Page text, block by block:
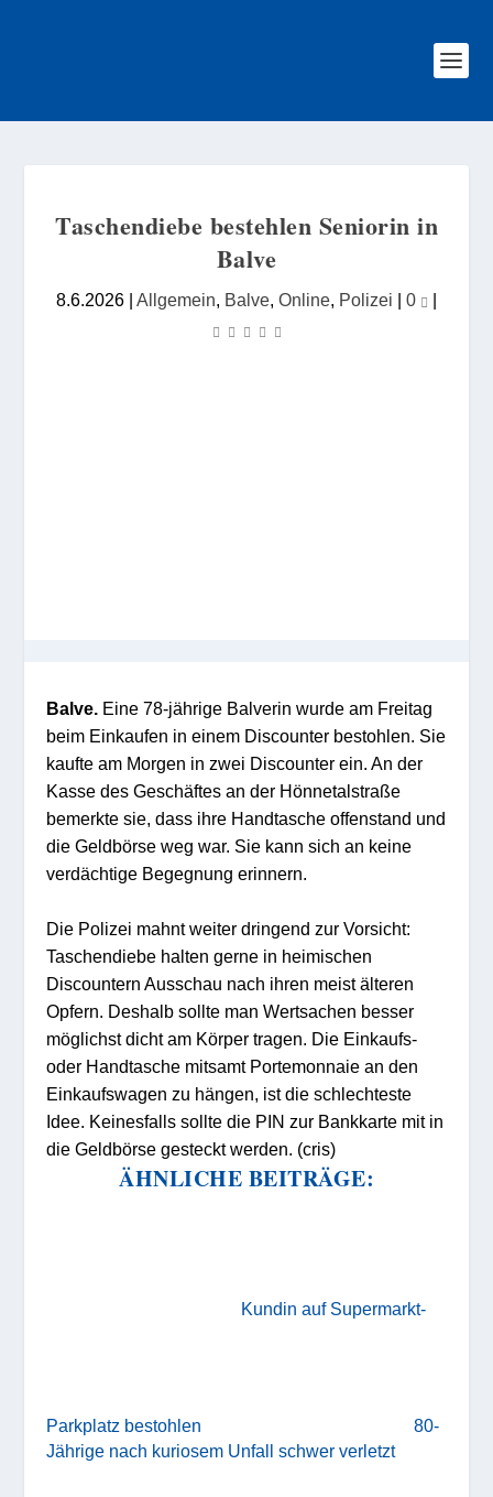
Taschendiebe bestehlen Seniorin in
Balve
8.6.2026 | Allgemein, Balve, Online, Polizei | 0 |
Balve. Eine 78-jährige Balverin wurde am Freitag
beim Einkaufen in einem Discounter bestohlen. Sie
kaufte am Morgen in zwei Discounter ein. An der
Kasse des Geschäftes an der Hönnetalstraße
bemerkte sie, dass ihre Handtasche offenstand und
die Geldbörse weg war. Sie kann sich an keine
verdächtige Begegnung erinnern.
Die Polizei mahnt weiter dringend zur Vorsicht:
Taschendiebe halten gerne in heimischen
Discountern Ausschau nach ihren meist älteren
Opfern. Deshalb sollte man Wertsachen besser
möglichst dicht am Körper tragen. Die Einkaufs-
oder Handtasche mitsamt Portemonnaie an den
Einkaufswagen zu hängen, ist die schlechteste
Idee. Keinesfalls sollte die PIN zur Bankkarte mit in
die Geldbörse gesteckt werden. (cris)
ÄHNLICHE BEITRÄGE:
Kundin auf Supermarkt-
Parkplatz bestohlen
80-
Jährige nach kuriosem Unfall schwer verletzt